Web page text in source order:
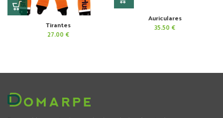
Tirantes
27.00 €
Auriculares
35.50 €